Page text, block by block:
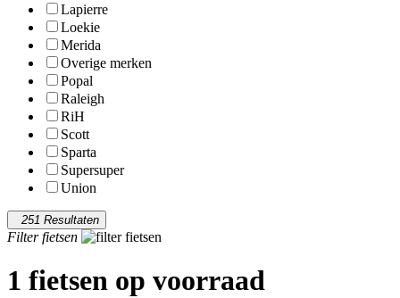
Lapierre
Loekie
Merida
Overige merken
Popal
Raleigh
RiH
Scott
Sparta
Supersuper
Union
251 Resultaten
Filter fietsen
1 fietsen op voorraad